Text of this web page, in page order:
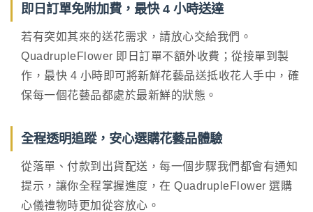
即日訂單免附加費，最快 4 小時送達
若有突如其來的送花需求，請放心交給我們。
QuadrupleFlower 即日訂單不額外收費；從接單到製
作，最快 4 小時即可將新鮮花藝品送抵收花人手中，確
保每一個花藝品都處於最新鮮的狀態。
全程透明追蹤，安心選購花藝品體驗
從落單、付款到出貨配送，每一個步驟我們都會有通知
提示，讓你全程掌握進度，在 QuadrupleFlower 選購
心儀禮物時更加從容放心。